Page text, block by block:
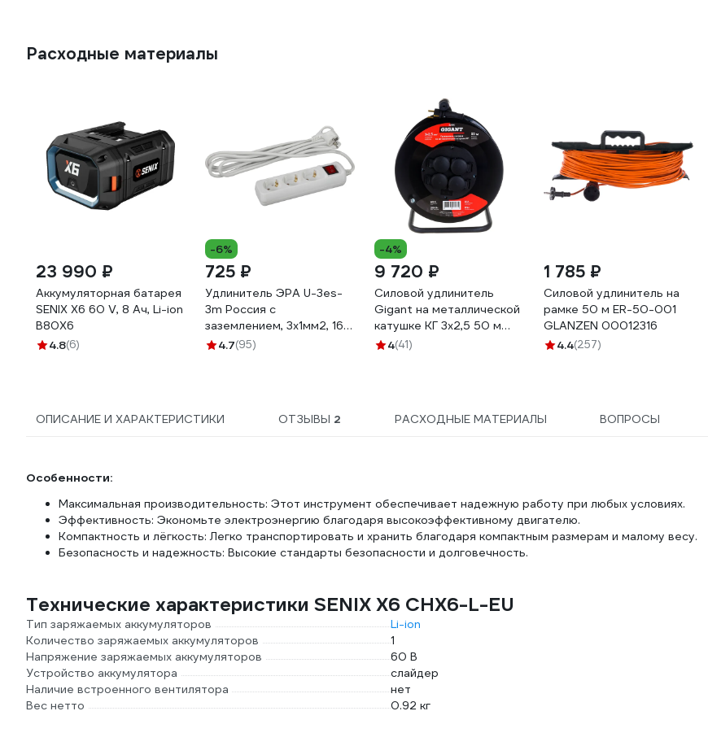
Расходные материалы
23 990 ₽
Аккумуляторная батарея
SENIX X6 60 V, 8 Ач, Li-ion
B80X6
4.8(6)
-6%
725 ₽
Удлинитель ЭРА U-3es-
3m Россия с
заземлением, 3x1мм2, 16A,
ПВС, с выкл, 3гн, 3м
4.7(95)
-4%
9 720 ₽
Силовой удлинитель
Gigant на металлической
катушке КГ 3x2,5 50 м
80080
4(41)
1 785 ₽
Силовой удлинитель на
рамке 50 м ER-50-001
GLANZEN 00012316
4.4(257)
ОПИСАНИЕ И ХАРАКТЕРИСТИКИ ОТЗЫВЫ 2 РАСХОДНЫЕ МАТЕРИАЛЫ ВОПРОСЫ
Особенности:
Максимальная производительность: Этот инструмент обеспечивает надежную работу при любых условиях.
Эффективность: Экономьте электроэнергию благодаря высокоэффективному двигателю.
Компактность и лёгкость: Легко транспортировать и хранить благодаря компактным размерам и малому весу.
Безопасность и надежность: Высокие стандарты безопасности и долговечность.
Технические характеристики SENIX X6 CHX6-L-EU
Тип заряжаемых аккумуляторов
Li-ion
Количество заряжаемых аккумуляторов
1
Напряжение заряжаемых аккумуляторов
60 В
Устройство аккумулятора
слайдер
Наличие встроенного вентилятора
нет
Вес нетто
0.92 кг